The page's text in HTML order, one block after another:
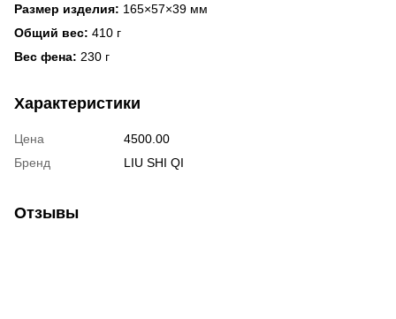
Размер изделия: 165×57×39 мм
Общий вес: 410 г
Вес фена: 230 г
Характеристики
Цена
4500.00
Бренд
LIU SHI QI
Отзывы